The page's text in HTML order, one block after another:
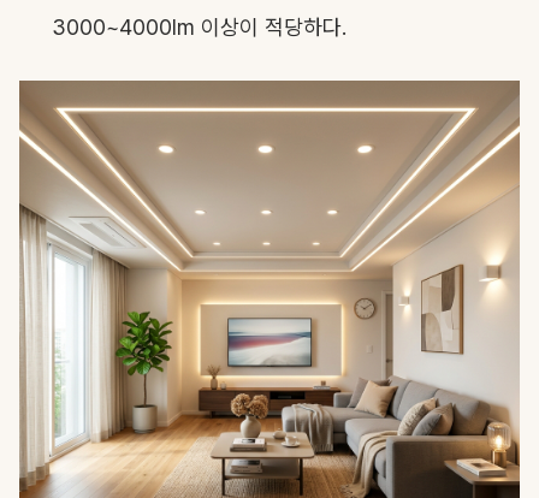
3000~4000lm 이상이 적당하다.